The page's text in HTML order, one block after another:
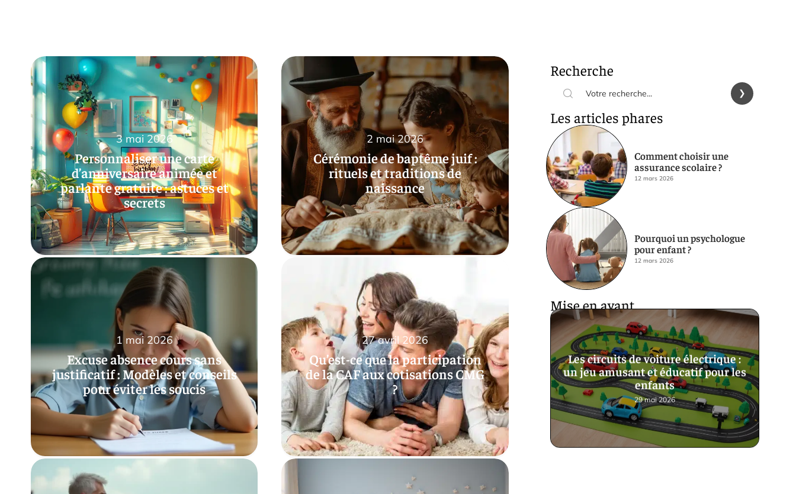
Personnaliser une carte
d’anniversaire animée et
parlante gratuite : astuces et
secrets
3 mai 2026
Cérémonie de baptême juif :
rituels et traditions de
naissance
2 mai 2026
Excuse absence cours sans
justificatif : Modèles et conseils
pour éviter les soucis
1 mai 2026
Qu’est-ce que la participation
de la CAF aux cotisations CMG
?
27 avril 2026
Recherche
Les articles phares
Comment choisir une
assurance scolaire ?
12 mars 2026
Pourquoi un psychologue
pour enfant ?
12 mars 2026
Mise en avant
Les circuits de voiture électrique :
un jeu amusant et éducatif pour les
enfants
29 mai 2026